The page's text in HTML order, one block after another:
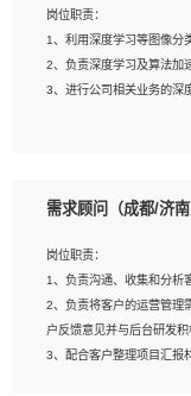
种常用框架和技术
常用脚本语言，较丰富的
AI算法框架，对人脸识别
解。具有AI平台级产品/解
6、具备良好的客户意识与
执行力与抗压力强。
岗位职责：
1、利用深度学习等图像分
2、负责深度学习及算法加
3、进行公司相关业务的深
2、2年以上图像处理开发
建深度学习系统环境；
4、熟悉OPENCV、
5、熟悉主流的分类算法
的进行业务建模；
6、对OCR领域有深入的
需求顾问（成都/济南
岗位职责：
1、负责沟通、收集和分析
2、负责将客户的运营管理
户反馈意见并与后台研发
3、配合客户整理项目汇报